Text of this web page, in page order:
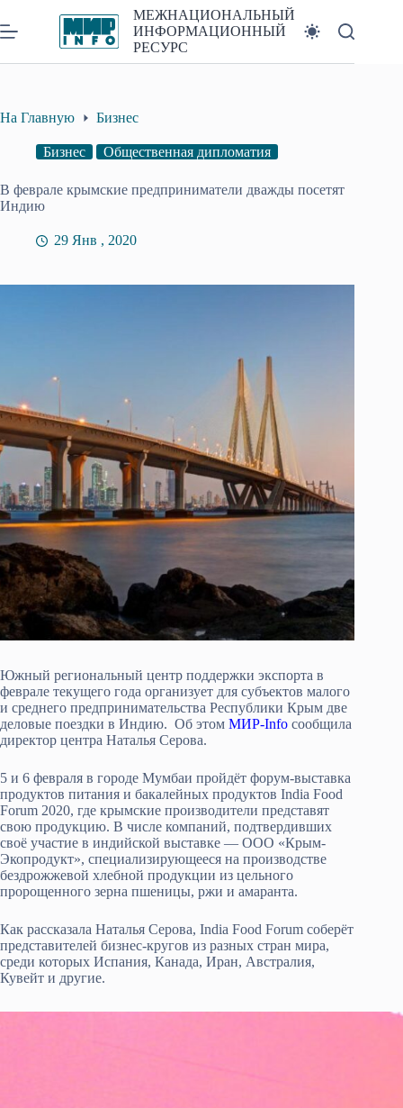
к
сути
МЕЖНАЦИОНАЛЬНЫЙ
ИНФОРМАЦИОННЫЙ
РЕСУРС
На Главную Бизнес
Бизнес Общественная дипломатия
В феврале крымские предприниматели дважды посетят
Индию
29 Янв , 2020
Южный региональный центр поддержки экспорта в
феврале текущего года организует для субъектов малого
и среднего предпринимательства Республики Крым две
деловые поездки в Индию. Об этом МИР-Info сообщила
директор центра Наталья Серова.
5 и 6 февраля в городе Мумбаи пройдёт форум-выставка
продуктов питания и бакалейных продуктов India Food
Forum 2020, где крымские производители представят
свою продукцию. В числе компаний, подтвердивших
своё участие в индийской выставке — ООО «Крым-
Экопродукт», специализирующееся на производстве
бездрожжевой хлебной продукции из цельного
пророщенного зерна пшеницы, ржи и амаранта.
Как рассказала Наталья Серова, India Food Forum соберёт
представителей бизнес-кругов из разных стран мира,
среди которых Испания, Канада, Иран, Австралия,
Кувейт и другие.